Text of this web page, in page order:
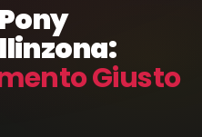
Giusto